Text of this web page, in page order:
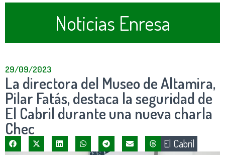
Noticias Enresa
29/09/2023
La directora del Museo de Altamira,
Pilar Fatás, destaca la seguridad de
El Cabril durante una nueva charla
Chec
El Cabril